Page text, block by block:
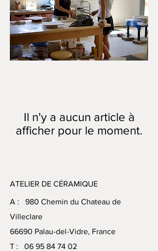
Il n'y a aucun article à
afficher pour le moment.
ATELIER DE CÉRAMIQUE
A : 980 Chemin du Chateau de
Villeclare
66690 Palau-del-Vidre, France
T : 06 95 84 74 02